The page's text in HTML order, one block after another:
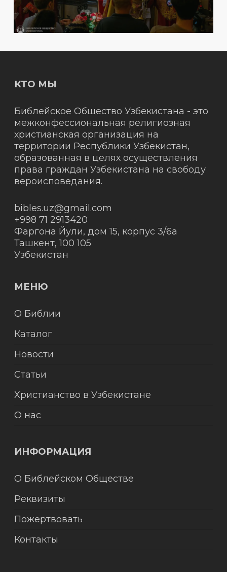
КТО МЫ
Библейское Общество Узбекистана - это
межконфессиональная религиозная
христианская организация на
территории Республики Узбекистан,
образованная в целях осуществления
права граждан Узбекистана на свободу
вероисповедания.
bibles.uz@gmail.com
+998 71 2913420
Фаргона Йули, дом 15, корпус 3/6а
Ташкент,100 105
Узбекистан
МЕНЮ
О Библии
Каталог
Новости
Статьи
Христианство в Узбекистане
О нас
ИНФОРМАЦИЯ
О Библейском Обществе
Реквизиты
Пожертвовать
Контакты